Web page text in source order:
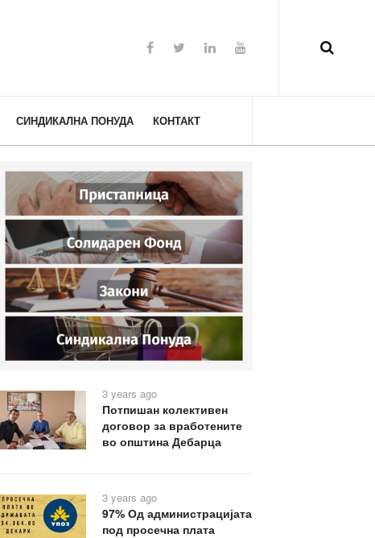
СИНДИКАЛНА ПОНУДА КОНТАКТ
3 years ago
Потпишан колективен
договор за вработените
во општина Дебарца
3 years ago
97% Од администрацијата
под просечна плата